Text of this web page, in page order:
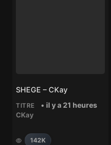
SHEGE – CKay
TITRE • il y a 21 heures
CKay
142K